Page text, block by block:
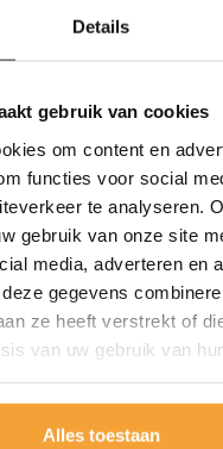
Details
gebruik van cookies
om content en
functies voor social
te analyseren.
gebruik van onze site
media, adverteren en
gegevens
ze heeft verstrekt of
van uw gebruik van
Alles toestaan
bestellen?
& afhalen
van mijn bestelling?
voor een
afhalen?